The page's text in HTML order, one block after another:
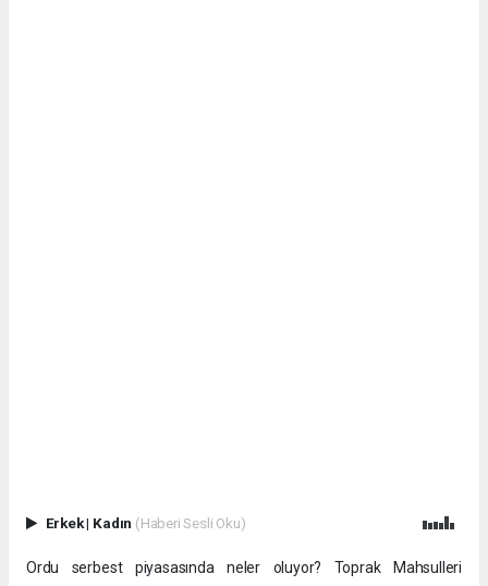
Erkek| Kadın (Haberi Sesli Oku)
Ordu serbest piyasasında neler oluyor? Toprak Mahsulleri